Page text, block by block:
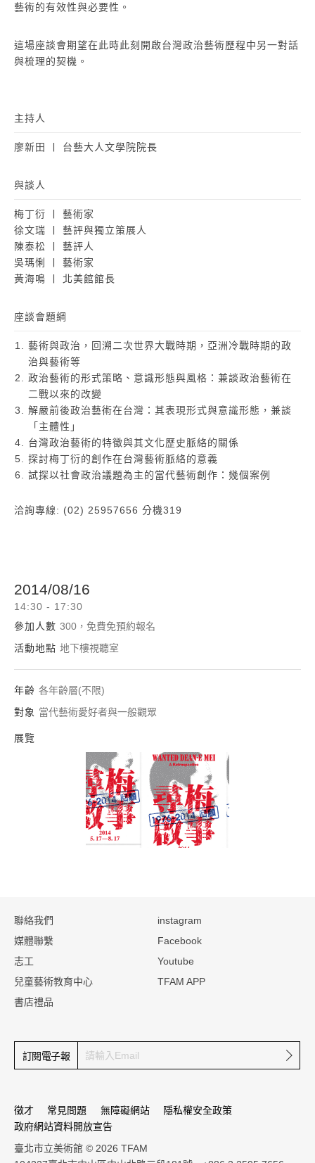
藝術的有效性與必要性。
這場座談會期望在此時此刻開啟台灣政治藝術歷程中另一對話
與梳理的契機。
主持人
廖新田 ￜ 台藝大人文學院院長
與談人
梅丁衍 ￜ 藝術家
徐文瑞 ￜ 藝評與獨立策展人
陳泰松 ￜ 藝評人
吳瑪悧 ￜ 藝術家
黃海鳴 ￜ 北美館館長
座談會題綱
藝術與政治，回溯二次世界大戰時期，亞洲冷戰時期的政
治與藝術等
政治藝術的形式策略、意識形態與風格：兼談政治藝術在
二戰以來的改變
解嚴前後政治藝術在台灣：其表現形式與意識形態，兼談
「主體性」
台灣政治藝術的特徵與其文化歷史脈絡的關係
探討梅丁衍的創作在台灣藝術脈絡的意義
試探以社會政治議題為主的當代藝術創作：幾個案例
洽詢專線: (02) 25957656 分機319
2014/08/16
14:30 - 17:30
參加人數 300，免費免預約報名
活動地點 地下樓視聽室
年齡 各年齡層(不限)
對象 當代藝術愛好者與一般觀眾
展覽
尋梅啟事：1976-
聯絡我們
媒體聯繫
志工
兒童藝術教育中心
書店禮品
instagram
Facebook
Youtube
TFAM APP
訂閱電子報 確定
徵才 常見問題 無障礙網站
隱私權安全政策
政府網站資料開放宣告
臺北市立美術館 © 2026 TFAM